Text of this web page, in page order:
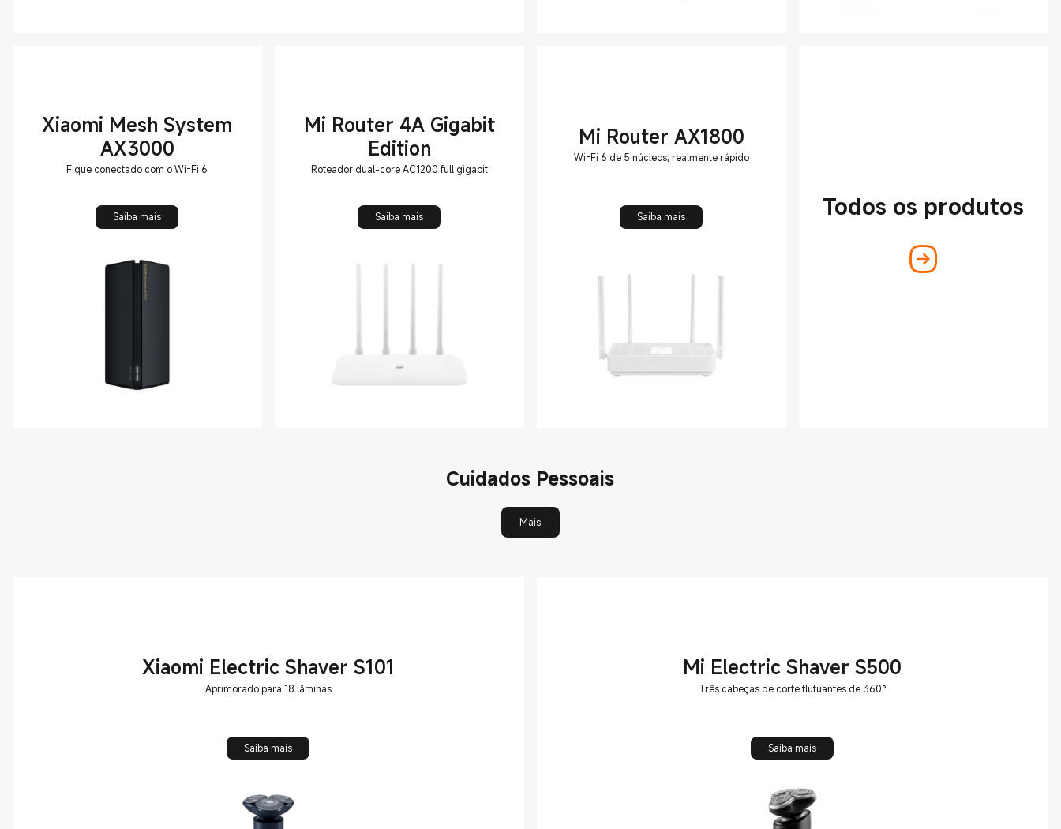
Xiaomi Mesh System
AX3000
Fique conectado com o Wi-Fi 6
Saiba mais
Mi Router 4A Gigabit
Edition
Roteador dual-core AC1200 full gigabit
Saiba mais
Mi Router AX1800
Wi-Fi 6 de 5 núcleos, realmente rápido
Saiba mais Todos os produtos
Cuidados Pessoais
Mais
Xiaomi Electric Shaver S101
Aprimorado para 18 lâminas
Saiba mais
Mi Electric Shaver S500
Três cabeças de corte flutuantes de 360°
Saiba mais